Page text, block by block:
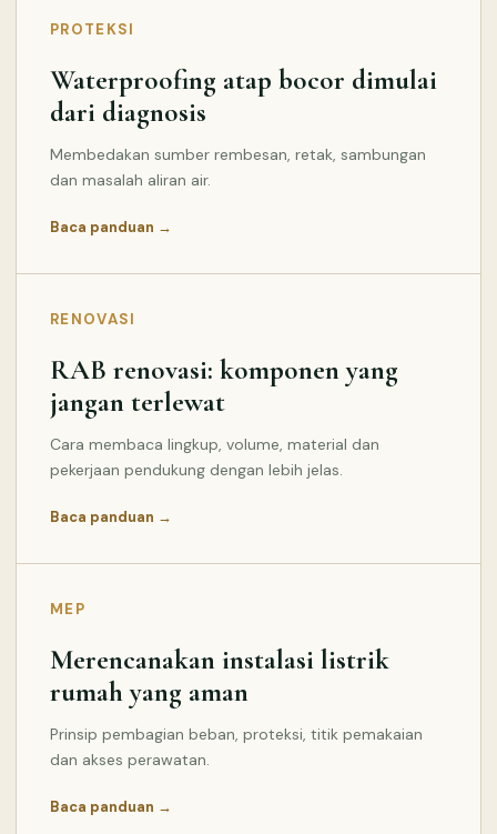
PROTEKSI
Waterproofing atap bocor dimulai
dari diagnosis
Membedakan sumber rembesan, retak, sambungan
dan masalah aliran air.
Baca panduan →
RENOVASI
RAB renovasi: komponen yang
jangan terlewat
Cara membaca lingkup, volume, material dan
pekerjaan pendukung dengan lebih jelas.
Baca panduan →
MEP
Merencanakan instalasi listrik
rumah yang aman
Prinsip pembagian beban, proteksi, titik pemakaian
dan akses perawatan.
Baca panduan →